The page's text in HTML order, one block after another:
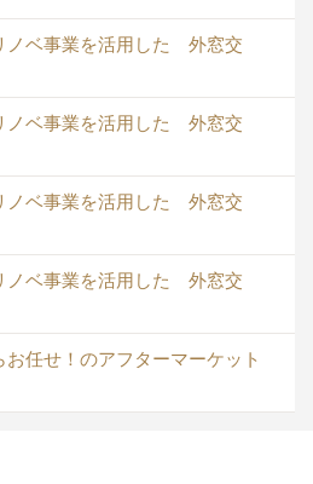
ベ事業を活用した 外窓交
ベ事業を活用した 外窓交
ベ事業を活用した 外窓交
ベ事業を活用した 外窓交
任せ！のアフターマーケット